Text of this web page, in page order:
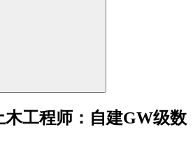
木工程师：自建GW级数